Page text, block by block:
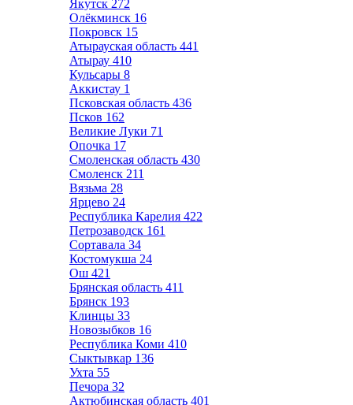
Якутск 272
Олёкминск 16
Покровск 15
Атырауская область 441
Атырау 410
Кульсары 8
Аккистау 1
Псковская область 436
Псков 162
Великие Луки 71
Опочка 17
Смоленская область 430
Смоленск 211
Вязьма 28
Ярцево 24
Республика Карелия 422
Петрозаводск 161
Сортавала 34
Костомукша 24
Ош 421
Брянская область 411
Брянск 193
Клинцы 33
Новозыбков 16
Республика Коми 410
Сыктывкар 136
Ухта 55
Печора 32
Актюбинская область 401